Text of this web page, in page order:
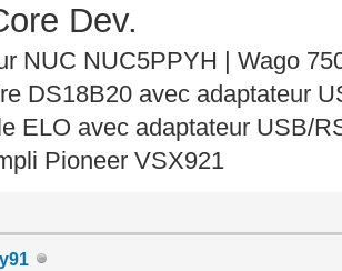
Dev.
NUC NUC5PPYH | Wago
DS18B20 avec adaptateur
ELO avec adaptateur USB/
Pioneer VSX921